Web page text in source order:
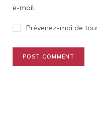
e-mail.
Prévenez-moi de